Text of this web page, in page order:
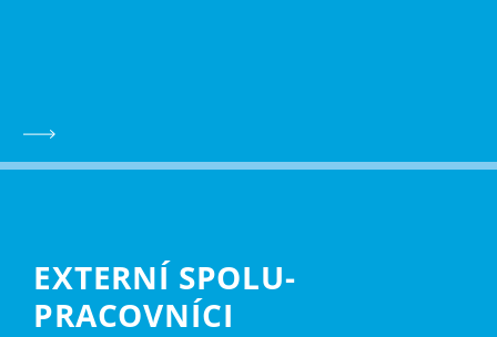
EXTERNÍ SPOLU­
PRACOVNÍCI